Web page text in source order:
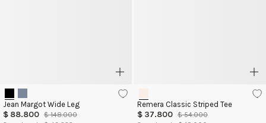
Jean Margot Wide Leg
$ 88.800 $ 148.000
Remera Classic Striped Tee
$ 37.800 $ 54.000